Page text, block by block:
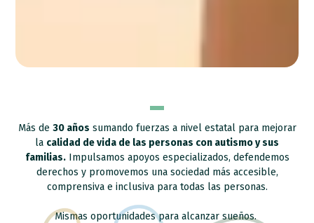
Más de 30 años sumando fuerzas a nivel estatal para mejorar
la calidad de vida de las personas con autismo y sus
familias.Impulsamos apoyos especializados, defendemos
derechos y promovemos una sociedad más accesible,
comprensiva e inclusiva para todas las personas.
Mismas oportunidades para alcanzar sueños.